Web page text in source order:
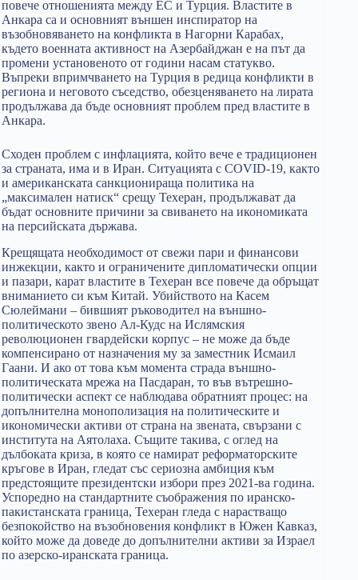
повече отношенията между ЕС и Турция. Властите в
Анкара са и основният външен инспиратор на
възобновяването на конфликта в Нагорни Карабах,
където военната активност на Азербайджан е на път да
промени установеното от години насам статукво.
Въпреки впримчването на Турция в редица конфликти в
региона и неговото съседство, обезценяването на лирата
продължава да бъде основният проблем пред властите в
Анкара.
Сходен проблем с инфлацията, който вече е традиционен
за страната, има и в Иран. Ситуацията с COVID-19, както
и американската санкционираща политика на
„максимален натиск“ срещу Техеран, продължават да
бъдат основните причини за свиването на икономиката
на персийската държава.
Крещящата необходимост от свежи пари и финансови
инжекции, както и ограничените дипломатически опции
и пазари, карат властите в Техеран все повече да обръщат
вниманието си към Китай. Убийството на Касем
Сюлеймани – бившият ръководител на външно-
политическото звено Ал-Кудс на Ислямския
революционен гвардейски корпус – не може да бъде
компенсирано от назначения му за заместник Исмаил
Гаани. И ако от това към момента страда външно-
политическата мрежа на Пасдаран, то във вътрешно-
политически аспект се наблюдава обратният процес: на
допълнителна монополизация на политическите и
икономически активи от страна на звената, свързани с
института на Аятолаха. Същите такива, с оглед на
дълбоката криза, в която се намират реформаторските
кръгове в Иран, гледат със сериозна амбиция към
предстоящите президентски избори през 2021-ва година.
Успоредно на стандартните съображения по иранско-
пакистанската граница, Техеран гледа с нарастващо
безпокойство на възобновения конфликт в Южен Кавказ,
който може да доведе до допълнителни активи за Израел
по азерско-иранската граница.